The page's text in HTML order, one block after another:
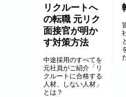
リクルートへ
の転職 元リク
面接官が明か
す対策方法
中途採用のすべてを
元社員がご紹介「リ
クルートに合格する
人材、しない人材」
とは？